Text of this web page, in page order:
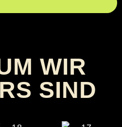
WIR
SIND